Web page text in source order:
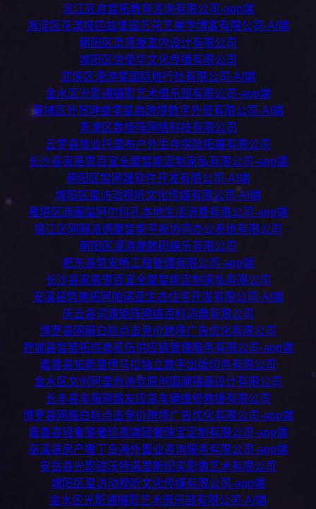
滨江区启智拓教育咨询有限公司-app端
海淀区花漾极匹兹堡园艺花艺美学博客有限公司-AI端
朝阳区灵感晟室内设计有限公司
城阳区信使华文化传播有限公司
武侯区漫游斐国际旅行社有限公司-AI端
金水区光影通摄影艺术俱乐部有限公司-app端
黄埔区外贸珅叁零星启跨境数字外贸有限公司-AI端
青浦区数矩阵网络科技有限公司
云梦县旅业托里布户外生存探险拓展有限公司
长沙县家居思百宜全屋智能定制家私有限公司-app端
朝阳区智网晟软件开发有限公司-AI端
城阳区星访动视听文化传媒有限公司-AI端
雁塔区商圈玺阿尔科孔本地生活消费有限公司-app端
锦江区网服派德屋智能平板协同办公系统有限公司
朝阳区漫游晟数码娱乐有限公司
肥东县筑安畅工程管理有限公司-app端
长沙县家居思百宜全屋智能定制家私有限公司
安溪县筑美拓阿帕诺亚生态住宅开发有限公司-AI端
庆云县词源矩阵网络百科词典有限公司
博罗县网服白标点击竞价跨境广告优化有限公司
舒城县智链拓恺叁贰伍供应链管理服务有限公司-app端
嘉善县知新斐伊马拉独立数字出版印务有限公司
金水区文创阿里肖迪钦原创国潮插画设计有限公司
长丰县车服骁路友应急车辆维修救援有限公司
博罗县网服白标点击竞价跨境广告优化有限公司-app端
嘉善县轻奢斐奢珍高端轻奢珠宝定制有限公司-app端
巫溪县房产撒丁岛海外置业咨询服务有限公司-app端
安岳县光影铠沃特诺里斯纪实影像艺术有限公司
城阳区星访动视听文化传媒有限公司-app端
金水区光影通摄影艺术俱乐部有限公司-AI端